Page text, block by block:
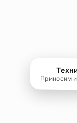
Приносим